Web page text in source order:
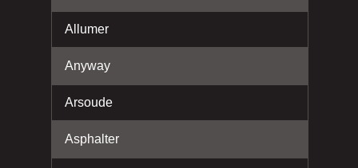
Allumer
Anyway
Arsoude
Asphalter